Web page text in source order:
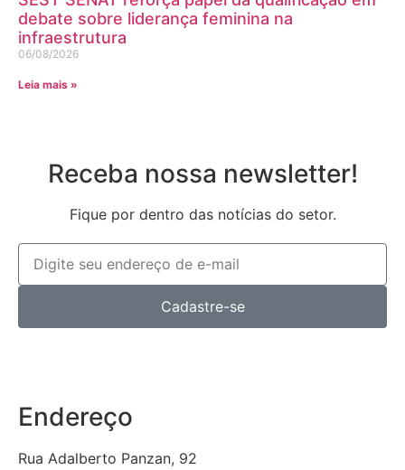
debate sobre liderança feminina na
infraestrutura
06/08/2026
Leia mais »
Receba nossa newsletter!
Fique por dentro das notícias do setor.
Cadastre-se
Endereço
Rua Adalberto Panzan, 92